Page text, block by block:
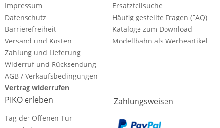
Impressum
Datenschutz
Barrierefreiheit
Versand und Kosten
Zahlung und Lieferung
Widerruf und Rücksendung
AGB / Verkaufsbedingungen
Vertrag widerrufen
Ersatzteilsuche
Häufig gestellte Fragen (FAQ)
Kataloge zum Download
Modellbahn als Werbeartikel
PIKO erleben
Tag der Offenen Tür
Zahlungsweisen